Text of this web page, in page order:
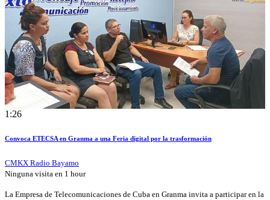
1:26
Convoca ETECSA en Granma a una Feria digital por la trasformación
CMKX Radio Bayamo
Ninguna visita en 1 hour
La Empresa de Telecomunicaciones de Cuba en Granma invita a participar en la